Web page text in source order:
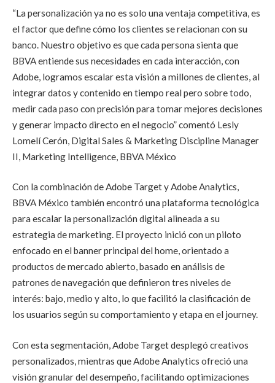
“La personalización ya no es solo una ventaja competitiva, es
el factor que define cómo los clientes se relacionan con su
banco. Nuestro objetivo es que cada persona sienta que
BBVA entiende sus necesidades en cada interacción, con
Adobe, logramos escalar esta visión a millones de clientes, al
integrar datos y contenido en tiempo real pero sobre todo,
medir cada paso con precisión para tomar mejores decisiones
y generar impacto directo en el negocio” comentó Lesly
Lomelí Cerón, Digital Sales & Marketing Discipline Manager
II, Marketing Intelligence, BBVA México
Con la combinación de Adobe Target y Adobe Analytics,
BBVA México también encontró una plataforma tecnológica
para escalar la personalización digital alineada a su
estrategia de marketing. El proyecto inició con un piloto
enfocado en el banner principal del home, orientado a
productos de mercado abierto, basado en análisis de
patrones de navegación que definieron tres niveles de
interés: bajo, medio y alto, lo que facilitó la clasificación de
los usuarios según su comportamiento y etapa en el journey.
Con esta segmentación, Adobe Target desplegó creativos
personalizados, mientras que Adobe Analytics ofreció una
visión granular del desempeño, facilitando optimizaciones